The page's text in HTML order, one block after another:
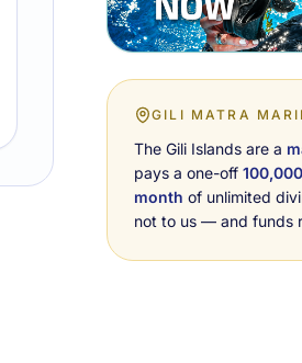
GILI MATRA
The Gili Islands are a
pays a one-off
month of unlimited
not to us — and funds